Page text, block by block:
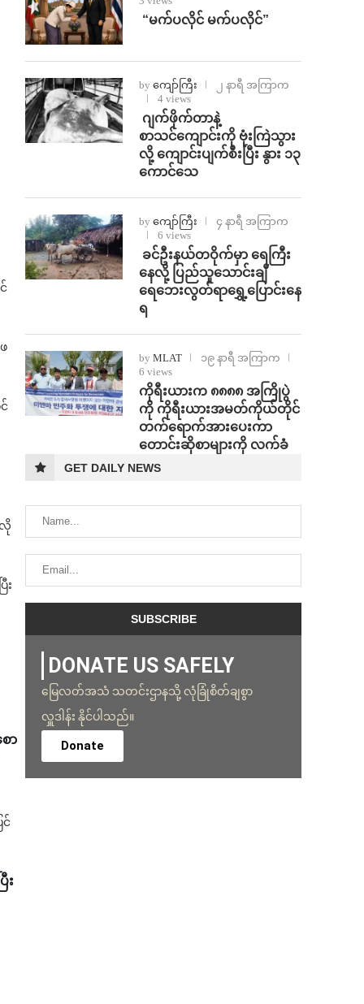
လို
း
ာ
င်
း
⁨ ⁨“မက်ပလိုင် မက်ပလိုင်”
by ကျော်ကြီး
၂ နာရီ အကြာက
4 views
⁨⁩ ⁨ဂျက်ဖိုက်တာနဲ့
စာသင်ကျောင်းကို ဗုံးကြဲသွား
လို့ ကျောင်းပျက်စီးပြီး နွား ၁၃
ကောင်သေ
by ကျော်ကြီး
၄ နာရီ အကြာက
6 views
⁩ ⁨ခင်ဦးနယ်တဝိုက်မှာ ရေကြီး
နေလို့ ပြည်သူသောင်းချီ
ရေဘေးလွတ်ရာရွှေ့ပြောင်းနေ
ရ
by MLAT
၁၉ နာရီ အကြာက
6 views
ကိုရီးယားက ၈၈၈၈ အကြိုပွဲ
ကို ကိုရီးယားအမတ်ကိုယ်တိုင်
တက်ရောက်အားပေးကာ
တောင်းဆိုစာများကို လက်ခံ
GET DAILY NEWS
DONATE US SAFELY
မြေလတ်အသံ သတင်းဌာနသို့ လုံခြုံစိတ်ချစွာ
လှူဒါန်း နိုင်ပါသည်။
Donate